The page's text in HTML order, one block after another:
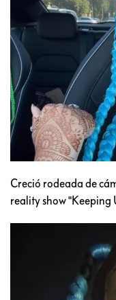
Creció rodeada de
reality show "Keeping